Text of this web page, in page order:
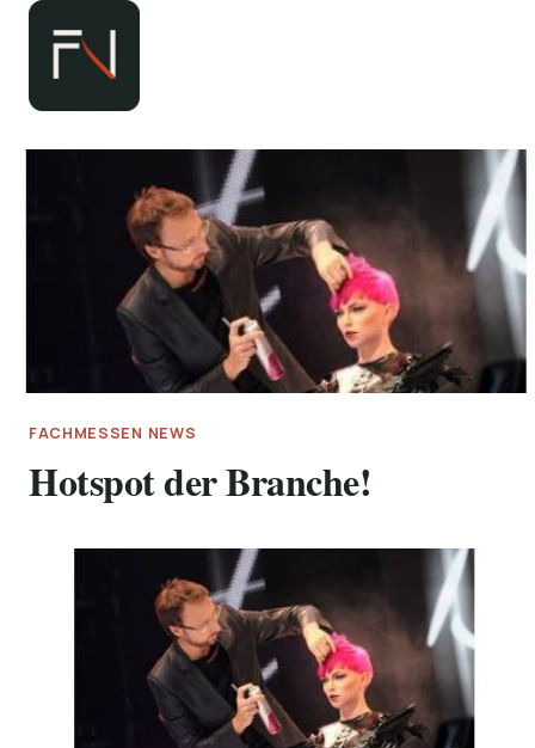
Zum
springen
FACHMESSEN NEWS
Hotspot der Branche!